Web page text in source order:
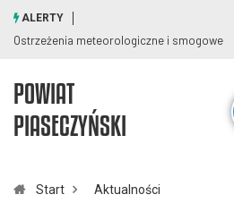
visibility_off
ALERTY
Ostrzeżenia meteorologiczne i smogowe
POWIAT
PIASECZYŃSKI
Start
Aktualności